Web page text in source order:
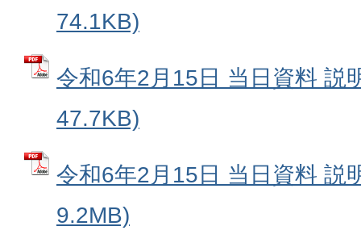
74.1KB)
令和6年2月15日 当日資料 説
47.7KB)
令和6年2月15日 当日資料 説
9.2MB)